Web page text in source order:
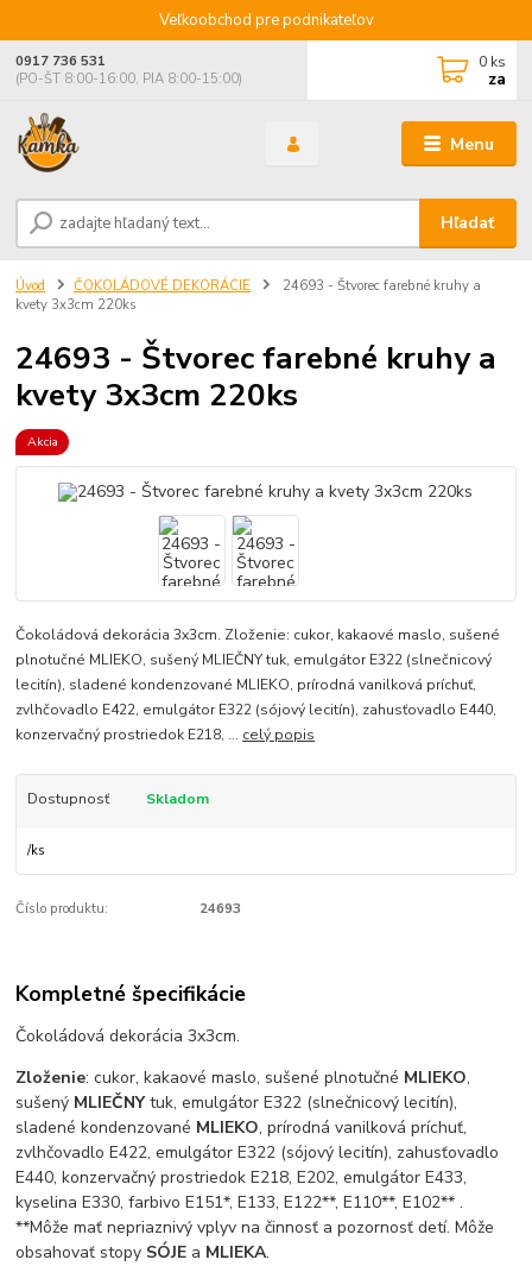
Veľkoobchod pre podnikateľov
Menu
Hľadať
0917 736 531
(PO-ŠT 8:00-16:00, PIA 8:00-15:00)
0 ks
za
Úvod ČOKOLÁDOVÉ DEKORÁCIE
24693 - Štvorec farebné kruhy a
kvety 3x3cm 220ks
24693 - Štvorec farebné kruhy a
kvety 3x3cm 220ks
Akcia
Čokoládová dekorácia 3x3cm. Zloženie: cukor, kakaové maslo, sušené
plnotučné MLIEKO, sušený MLIEČNY tuk, emulgátor E322 (slnečnicový
lecitín), sladené kondenzované MLIEKO, prírodná vanilková príchuť,
zvlhčovadlo E422, emulgátor E322 (sójový lecitín), zahusťovadlo E440,
konzervačný prostriedok E218, ... celý popis
Dostupnosť Skladom
/ks
Číslo produktu: 24693
Kompletné špecifikácie
Čokoládová dekorácia 3x3cm.
Zloženie: cukor, kakaové maslo, sušené plnotučné MLIEKO,
sušený MLIEČNYtuk, emulgátor E322 (slnečnicový lecitín),
sladené kondenzované MLIEKO, prírodná vanilková príchuť,
zvlhčovadlo E422, emulgátor E322 (sójový lecitín), zahusťovadlo
E440, konzervačný prostriedok E218, E202, emulgátor E433,
kyselina E330, farbivo E151*, E133, E122**, E110**, E102** .
**Môže mať nepriaznivý vplyv na činnosť a pozornosť detí. Môže
obsahovať stopy SÓJE a MLIEKA.